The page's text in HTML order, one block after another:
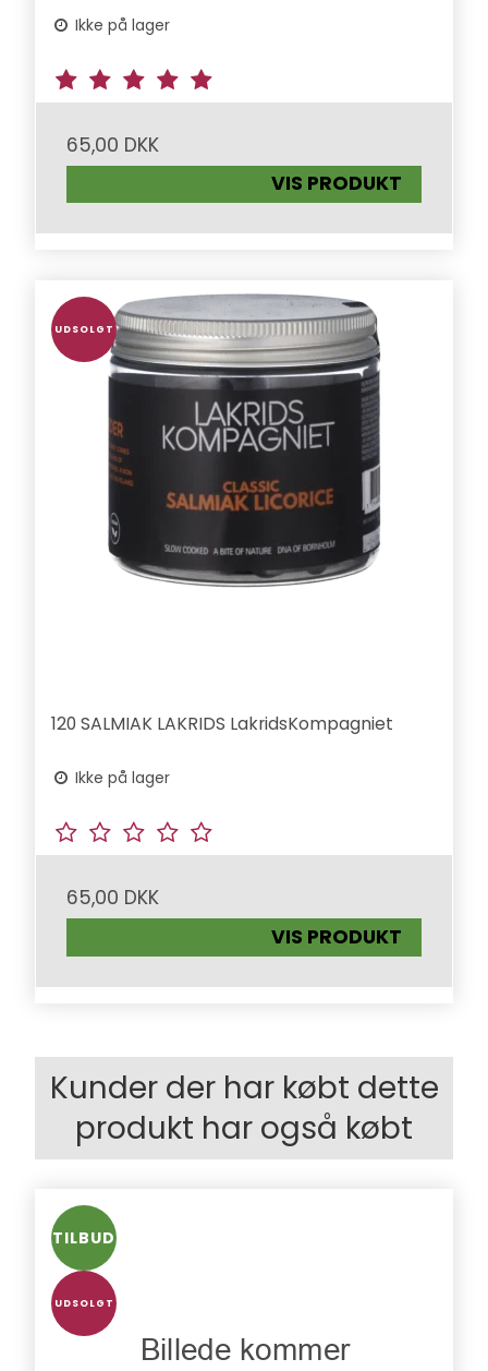
Ikke på lager
65,00 DKK
VIS PRODUKT
UDSOLGT
120 SALMIAK LAKRIDS LakridsKompagniet
Ikke på lager
65,00 DKK
VIS PRODUKT
Kunder der har købt dette
produkt har også købt
TILBUD
UDSOLGT